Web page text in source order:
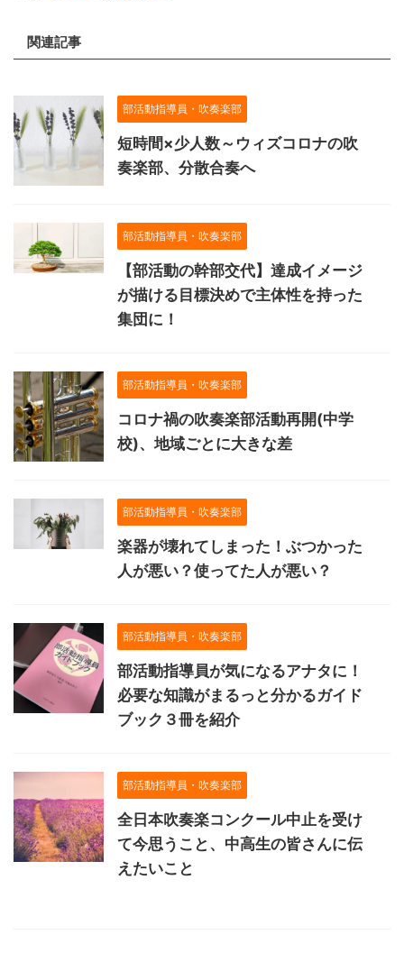
関連記事
部活動指導員・吹奏楽部
短時間×少人数～ウィズコロナの吹
奏楽部、分散合奏へ
部活動指導員・吹奏楽部
【部活動の幹部交代】達成イメージ
が描ける目標決めで主体性を持った
集団に！
部活動指導員・吹奏楽部
コロナ禍の吹奏楽部活動再開(中学
校)、地域ごとに大きな差
部活動指導員・吹奏楽部
楽器が壊れてしまった！ぶつかった
人が悪い？使ってた人が悪い？
部活動指導員・吹奏楽部
部活動指導員が気になるアナタに！
必要な知識がまるっと分かるガイド
ブック３冊を紹介
部活動指導員・吹奏楽部
全日本吹奏楽コンクール中止を受け
て今思うこと、中高生の皆さんに伝
えたいこと